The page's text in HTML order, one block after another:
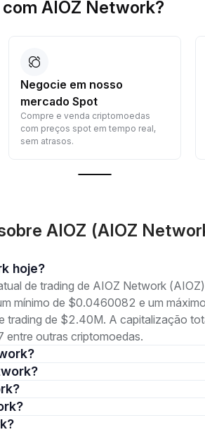
AIOZ Network?
Negocie em nosso
mercado Spot
Compre e venda criptomoedas
com preços spot em tempo real,
sem atrasos.
AIOZ (AIOZ
hoje?
de trading de AIOZ Network
mínimo de $0.0460082 e um
trading de $2.40M. A capitalização
outras criptomoedas.